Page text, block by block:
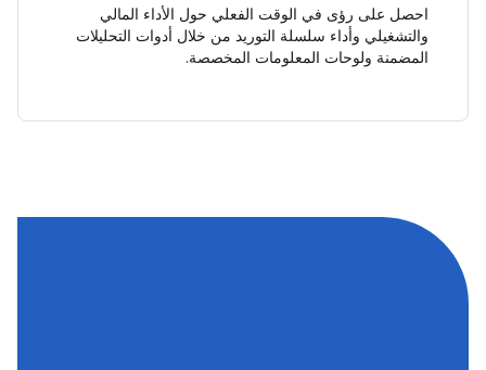
احصل على رؤى في الوقت الفعلي حول الأداء المالي
والتشغيلي وأداء سلسلة التوريد من خلال أدوات التحليلات
المضمنة ولوحات المعلومات المخصصة.